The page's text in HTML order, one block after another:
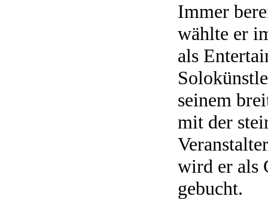
Immer
wählte er
als
seinem
mit der
wird er als
gebucht.